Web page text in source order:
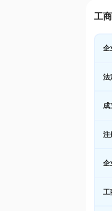
工
企
法
成
注
企
工